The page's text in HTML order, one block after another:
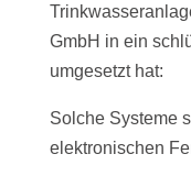
GmbH in ein
umgesetzt hat:
Solche Systeme
elektronischen